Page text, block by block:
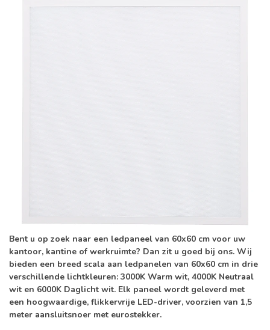
Bent u op zoek naar een ledpaneel van 60x60 cm voor uw
kantoor, kantine of werkruimte? Dan zit u goed bij ons. Wij
bieden een breed scala aan ledpanelen van 60x60 cm in drie
verschillende lichtkleuren: 3000K Warm wit, 4000K Neutraal
wit en 6000K Daglicht wit. Elk paneel wordt geleverd met
een hoogwaardige, flikkervrije LED-driver, voorzien van 1,5
meter aansluitsnoer met eurostekker.